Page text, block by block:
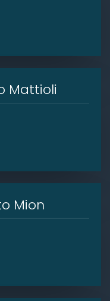
Mattioli
Mion